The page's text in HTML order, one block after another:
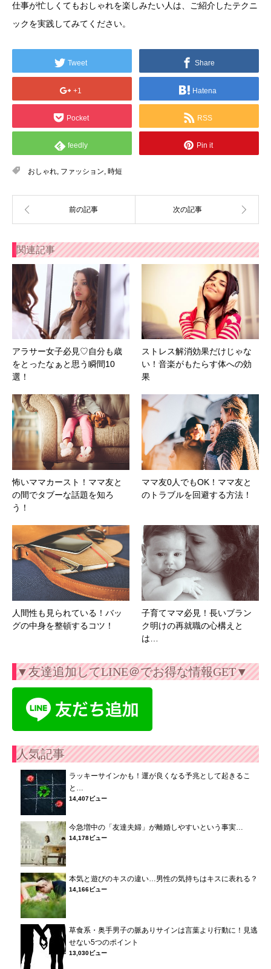
仕事が忙しくてもおしゃれを楽しみたい人は、ご紹介したテクニ
ックを実践してみてください。
Tweet Share
+1 Hatena
Pocket RSS
feedly Pin it
おしゃれ ファッション 時短
関連記事
アラサー女子必見♡自分も歳
をとったなぁと思う瞬間10
選！
ストレス解消効果だけじゃな
い！音楽がもたらす体への効
果
怖いママカースト！ママ友と
の間でタブーな話題を知ろ
う！
ママ友0人でもOK！ママ友と
のトラブルを回避する方法！
人間性も見られている！バッ
グの中身を整頓するコツ！
子育てママ必見！長いブラン
ク明けの再就職の心構えと
は…
▼友達追加してLINE＠でお得な情報GET▼
人気記事
ラッキーサインかも！運が良くなる予兆として起きるこ
と…
14,407ビュー
今急増中の「友達夫婦」が離婚しやすいという事実…
14,178ビュー
本気と遊びのキスの違い…男性の気持ちはキスに表れる？
14,166ビュー
草食系・奥手男子の脈ありサインは言葉より行動に！見逃
せない5つのポイント
13,030ビュー